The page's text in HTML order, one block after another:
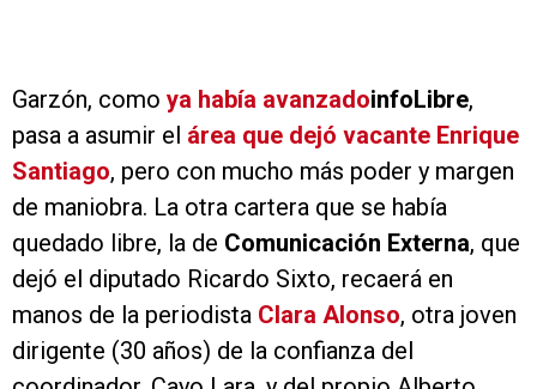
Garzón, como ya había avanzadoinfoLibre,
pasa a asumir el área que dejó vacante Enrique
Santiago, pero con mucho más poder y margen
de maniobra. La otra cartera que se había
quedado libre, la de Comunicación Externa, que
dejó el diputado Ricardo Sixto, recaerá en
manos de la periodista Clara Alonso, otra joven
dirigente (30 años) de la confianza del